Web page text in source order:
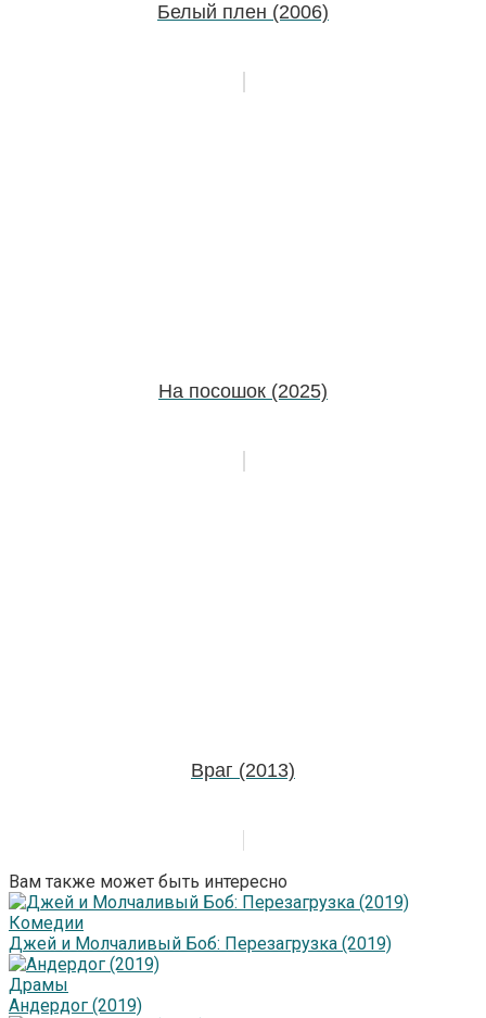
Белый плен (2006)
На посошок (2025)
Враг (2013)
Вам также может быть интересно
Комедии
Джей и Молчаливый Боб: Перезагрузка (2019)
Драмы
Андердог (2019)